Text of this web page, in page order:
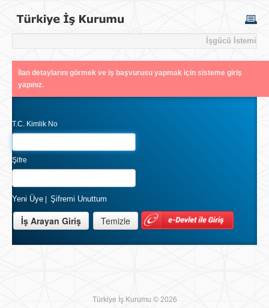
İşgücü İstemi
İlan detaylarını görmek ve iş başvurusu yapmak için sisteme giriş
yapınız.
T.C. Kimlik No
Şifre
Yeni Üye Şifremi Unuttum
Türkiye İş Kurumu © 2026